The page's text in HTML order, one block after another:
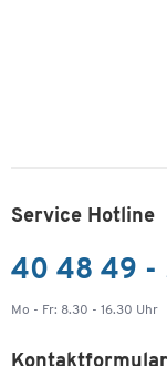
Service Hotline
40 48 49 -
Mo - Fr: 8.30 - 16.30 Uhr